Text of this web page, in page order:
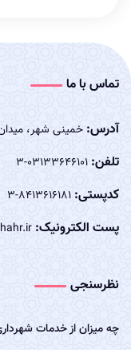
تماس با ما
آدرس: خمینی شهر،
تلفن: 03133646101-3
کدپستی: 8413616181-3
پست الکترونیک:
نظرسنجی
چه میزان از خدمات